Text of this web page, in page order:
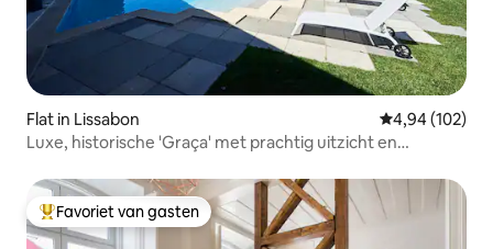
Flat in Lissabon Gemiddelde
4,94 (102)
Luxe, historische 'Graça' met prachtig uitzicht en
Topfavoriet van gasten
Favoriet van gasten